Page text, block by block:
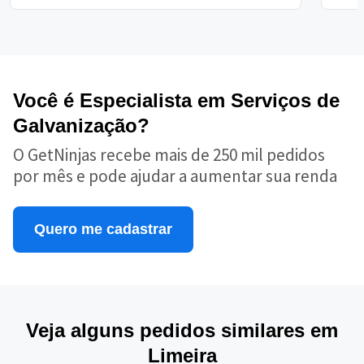
Você é Especialista em Serviços de
Galvanização?
O GetNinjas recebe mais de 250 mil pedidos
por mês e pode ajudar a aumentar sua renda
Quero me cadastrar
Veja alguns pedidos similares em
Limeira